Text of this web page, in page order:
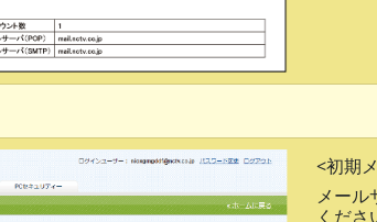
<初期
メール
くださ